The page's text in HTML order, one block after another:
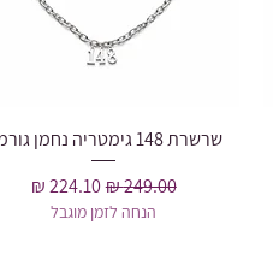
תצוגה מהירה
שרשרת 148 גימטריה נחמן גורמט
מחיר רגיל‏249.00 ‏₪ מחיר מבצע‏224.10 ‏₪
הנחה לזמן מוגבל